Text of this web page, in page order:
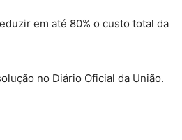
em até 80% o custo total da
no Diário Oficial da União.